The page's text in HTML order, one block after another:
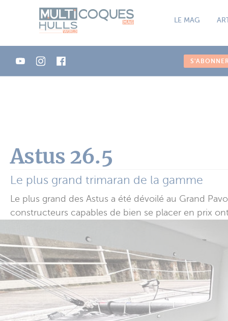
LE MAG
S'ABONNER
Astus 26.5
Le plus grand trimaran de la gamme
Le plus grand des Astus a été dévoilé au Grand
constructeurs capables de bien se placer en prix
Panneau de gestion des cookies